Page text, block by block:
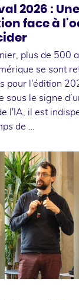
2026 :
face à
plus de 500
se sont
pour l'édition
sous le signe
l'IA, il est
de …